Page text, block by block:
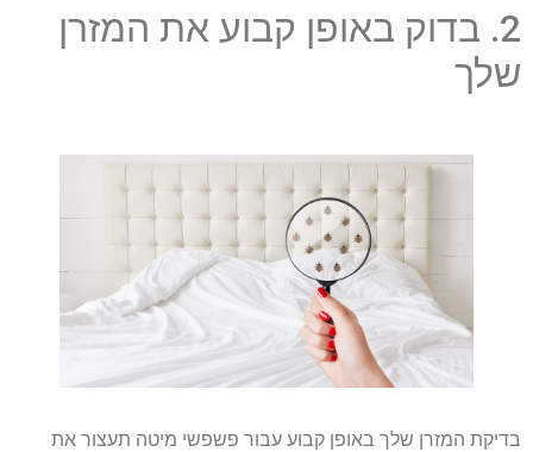
2. בדוק באופן קבוע את המזרן
שלך
בדיקת המזרן שלך באופן קבוע עבור פשפשי מיטה תעצור את